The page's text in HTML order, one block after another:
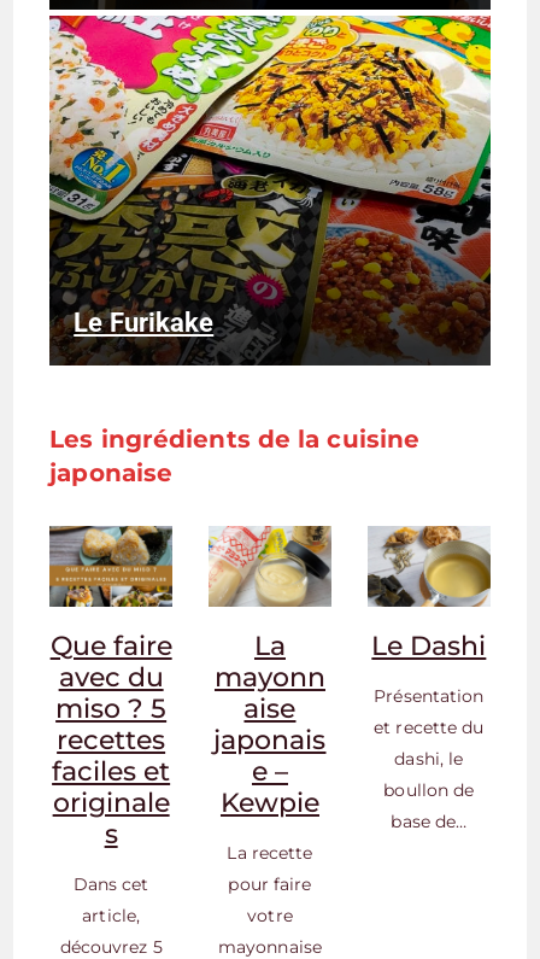
Le Furikake
Les ingrédients de la cuisine
japonaise
Que faire
avec du
miso ? 5
recettes
faciles et
originale
s
Dans cet
article,
découvrez 5
La
mayonn
aise
japonais
e –
Kewpie
La recette
pour faire
votre
mayonnaise
Le Dashi
Présentation
et recette du
dashi, le
boullon de
base de…